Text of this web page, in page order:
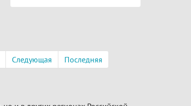
Следующая Последняя